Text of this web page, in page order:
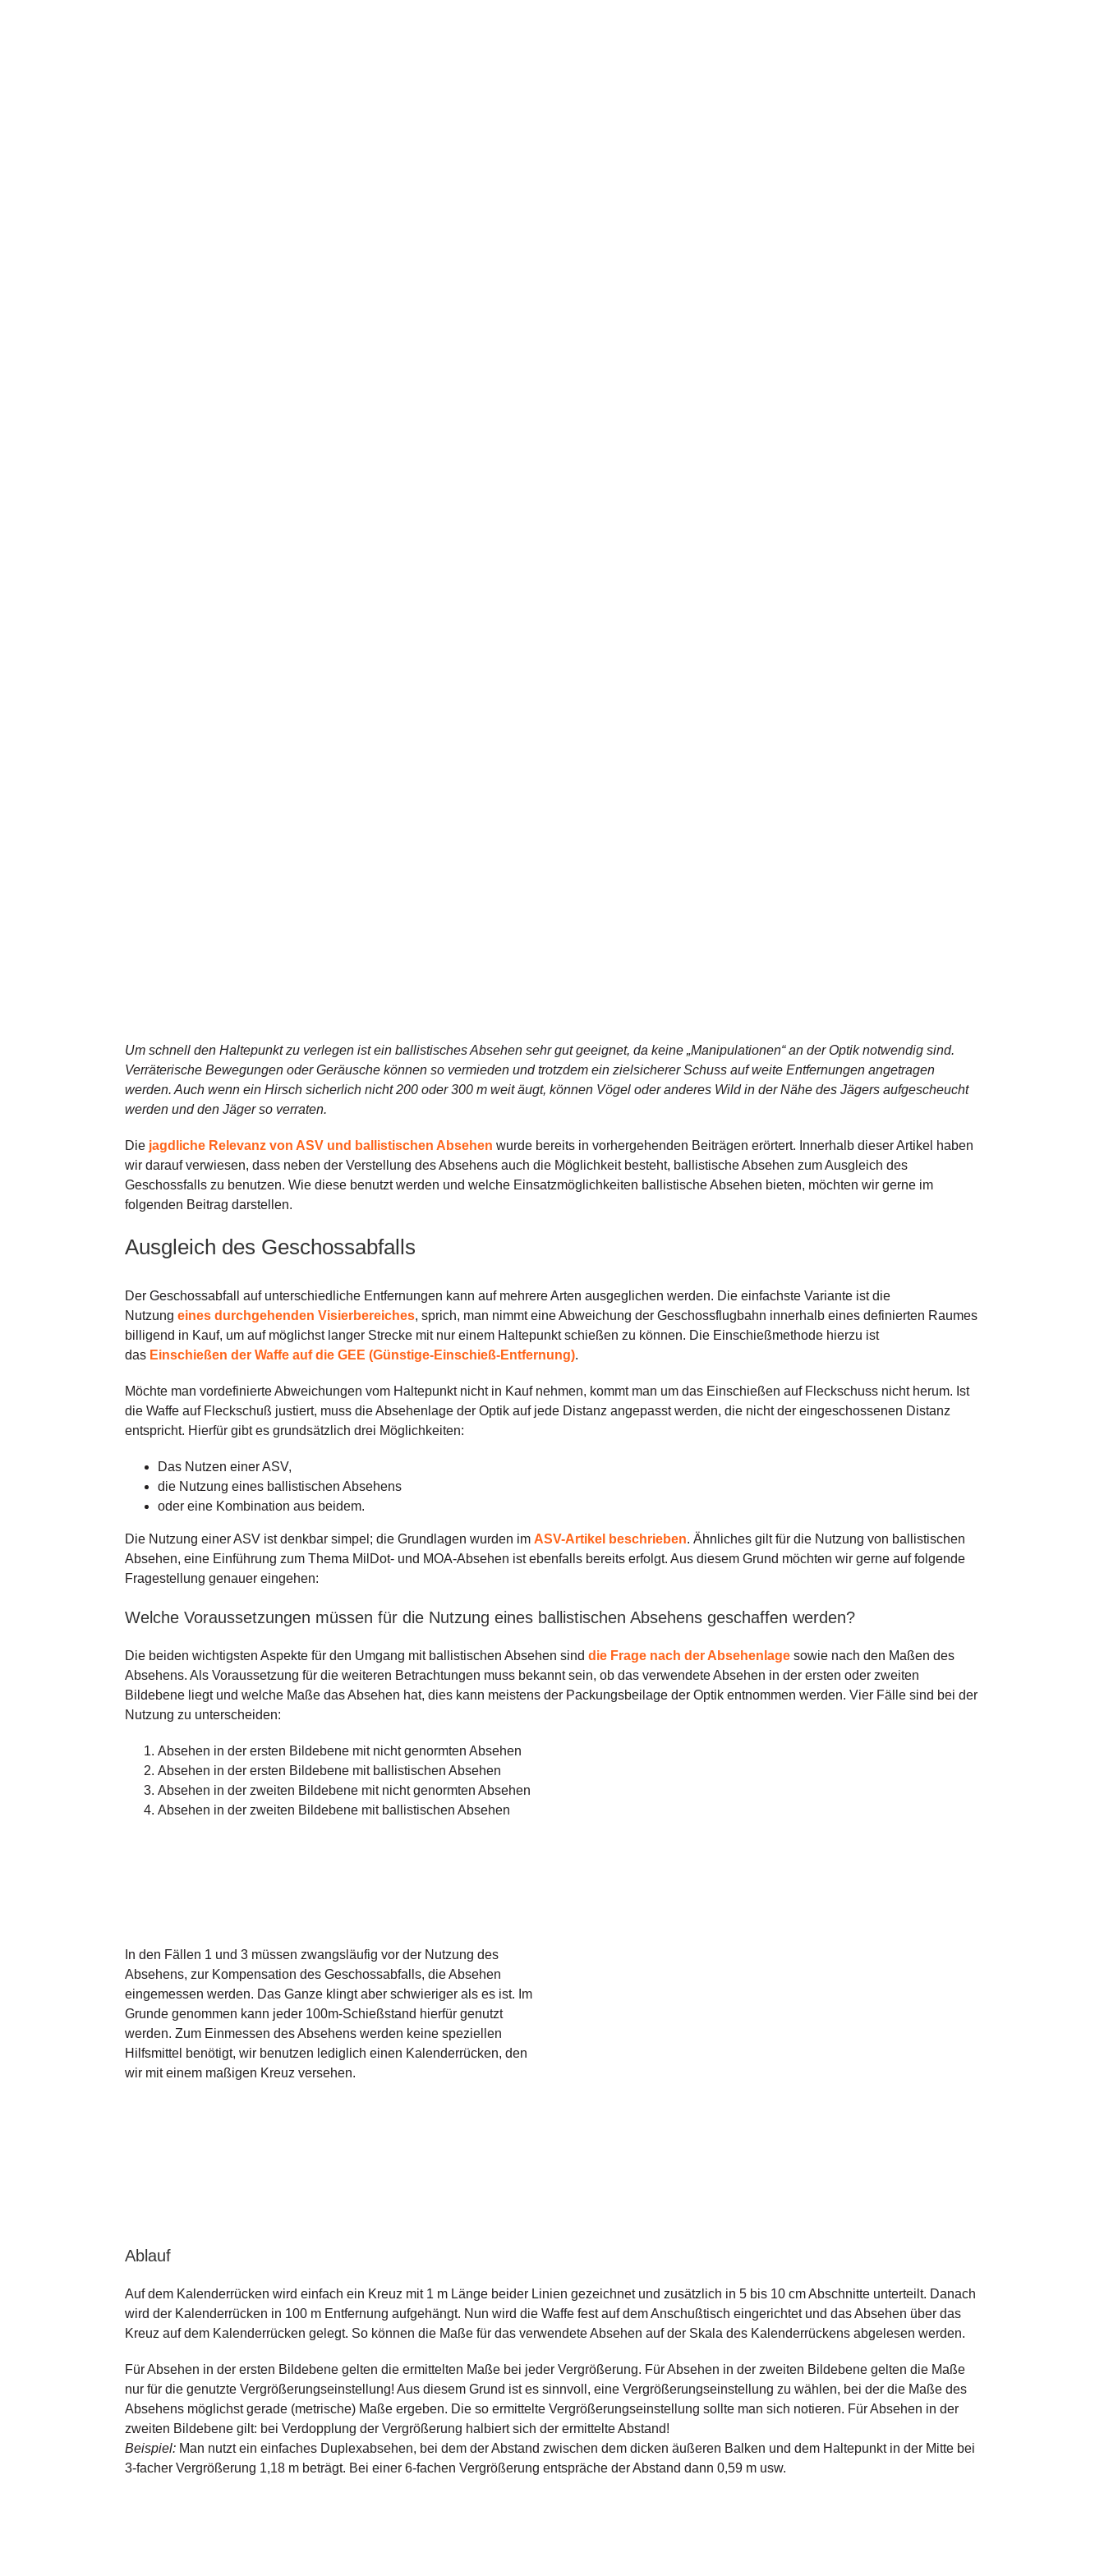
Um schnell den Haltepunkt zu verlegen ist ein ballistisches Absehen sehr gut geeignet, da keine „Manipulationen“ an der Optik notwendig sind.
Verräterische Bewegungen oder Geräusche können so vermieden und trotzdem ein zielsicherer Schuss auf weite Entfernungen angetragen
werden. Auch wenn ein Hirsch sicherlich nicht 200 oder 300 m weit äugt, können Vögel oder anderes Wild in der Nähe des Jägers aufgescheucht
werden und den Jäger so verraten.
Die jagdliche Relevanz von ASV und ballistischen Absehen wurde bereits in vorhergehenden Beiträgen erörtert. Innerhalb dieser Artikel haben
wir darauf verwiesen, dass neben der Verstellung des Absehens auch die Möglichkeit besteht, ballistische Absehen zum Ausgleich des
Geschossfalls zu benutzen. Wie diese benutzt werden und welche Einsatzmöglichkeiten ballistische Absehen bieten, möchten wir gerne im
folgenden Beitrag darstellen.
Ausgleich des Geschossabfalls
Der Geschossabfall auf unterschiedliche Entfernungen kann auf mehrere Arten ausgeglichen werden. Die einfachste Variante ist die
Nutzung eines durchgehenden Visierbereiches, sprich, man nimmt eine Abweichung der Geschossflugbahn innerhalb eines definierten Raumes
billigend in Kauf, um auf möglichst langer Strecke mit nur einem Haltepunkt schießen zu können. Die Einschießmethode hierzu ist
das Einschießen der Waffe auf die GEE (Günstige-Einschieß-Entfernung).
Möchte man vordefinierte Abweichungen vom Haltepunkt nicht in Kauf nehmen, kommt man um das Einschießen auf Fleckschuss nicht herum. Ist
die Waffe auf Fleckschuß justiert, muss die Absehenlage der Optik auf jede Distanz angepasst werden, die nicht der eingeschossenen Distanz
entspricht. Hierfür gibt es grundsätzlich drei Möglichkeiten:
Das Nutzen einer ASV,
die Nutzung eines ballistischen Absehens
oder eine Kombination aus beidem.
Die Nutzung einer ASV ist denkbar simpel; die Grundlagen wurden im ASV-Artikel beschrieben. Ähnliches gilt für die Nutzung von ballistischen
Absehen, eine Einführung zum Thema MilDot- und MOA-Absehen ist ebenfalls bereits erfolgt. Aus diesem Grund möchten wir gerne auf folgende
Fragestellung genauer eingehen:
Welche Voraussetzungen müssen für die Nutzung eines ballistischen Absehens geschaffen werden?
Die beiden wichtigsten Aspekte für den Umgang mit ballistischen Absehen sind die Frage nach der Absehenlagesowie nach den Maßen des
Absehens. Als Voraussetzung für die weiteren Betrachtungen muss bekannt sein, ob das verwendete Absehen in der ersten oder zweiten
Bildebene liegt und welche Maße das Absehen hat, dies kann meistens der Packungsbeilage der Optik entnommen werden. Vier Fälle sind bei der
Nutzung zu unterscheiden:
Absehen in der ersten Bildebene mit nicht genormten Absehen
Absehen in der ersten Bildebene mit ballistischen Absehen
Absehen in der zweiten Bildebene mit nicht genormten Absehen
Absehen in der zweiten Bildebene mit ballistischen Absehen
In den Fällen 1 und 3 müssen zwangsläufig vor der Nutzung des
Absehens, zur Kompensation des Geschossabfalls, die Absehen
eingemessen werden. Das Ganze klingt aber schwieriger als es ist. Im
Grunde genommen kann jeder 100m-Schießstand hierfür genutzt
werden. Zum Einmessen des Absehens werden keine speziellen
Hilfsmittel benötigt, wir benutzen lediglich einen Kalenderrücken, den
wir mit einem maßigen Kreuz versehen.
Ablauf
Auf dem Kalenderrücken wird einfach ein Kreuz mit 1 m Länge beider Linien gezeichnet und zusätzlich in 5 bis 10 cm Abschnitte unterteilt. Danach
wird der Kalenderrücken in 100 m Entfernung aufgehängt. Nun wird die Waffe fest auf dem Anschußtisch eingerichtet und das Absehen über das
Kreuz auf dem Kalenderrücken gelegt. So können die Maße für das verwendete Absehen auf der Skala des Kalenderrückens abgelesen werden.
Für Absehen in der ersten Bildebene gelten die ermittelten Maße bei jeder Vergrößerung. Für Absehen in der zweiten Bildebene gelten die Maße
nur für die genutzte Vergrößerungseinstellung! Aus diesem Grund ist es sinnvoll, eine Vergrößerungseinstellung zu wählen, bei der die Maße des
Absehens möglichst gerade (metrische) Maße ergeben. Die so ermittelte Vergrößerungseinstellung sollte man sich notieren. Für Absehen in der
zweiten Bildebene gilt: bei Verdopplung der Vergrößerung halbiert sich der ermittelte Abstand!
Beispiel:Man nutzt ein einfaches Duplexabsehen, bei dem der Abstand zwischen dem dicken äußeren Balken und dem Haltepunkt in der Mitte bei
3-facher Vergrößerung 1,18 m beträgt. Bei einer 6-fachen Vergrößerung entspräche der Abstand dann 0,59 m usw.